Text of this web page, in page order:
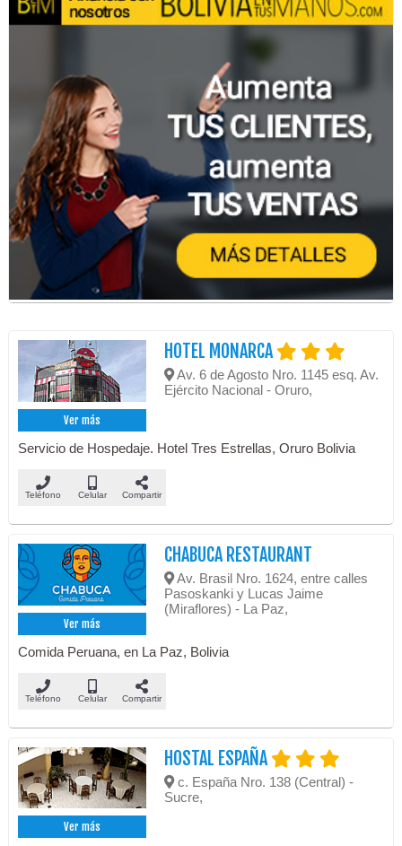
Ver más
HOTEL MONARCA
Av. 6 de Agosto Nro. 1145 esq. Av.
Ejército Nacional - Oruro,
Servicio de Hospedaje. Hotel Tres Estrellas, Oruro Bolivia
Teléfono Celular Compartir
Ver más
CHABUCA RESTAURANT
Av. Brasil Nro. 1624, entre calles
Pasoskanki y Lucas Jaime
(Miraflores) - La Paz,
Comida Peruana, en La Paz, Bolivia
Teléfono Celular Compartir
Ver más
HOSTAL ESPAÑA
c. España Nro. 138 (Central) -
Sucre,